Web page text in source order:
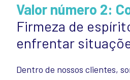
Valor número 2:
Firmeza de
enfrentar
Dentro de nossos clientes,